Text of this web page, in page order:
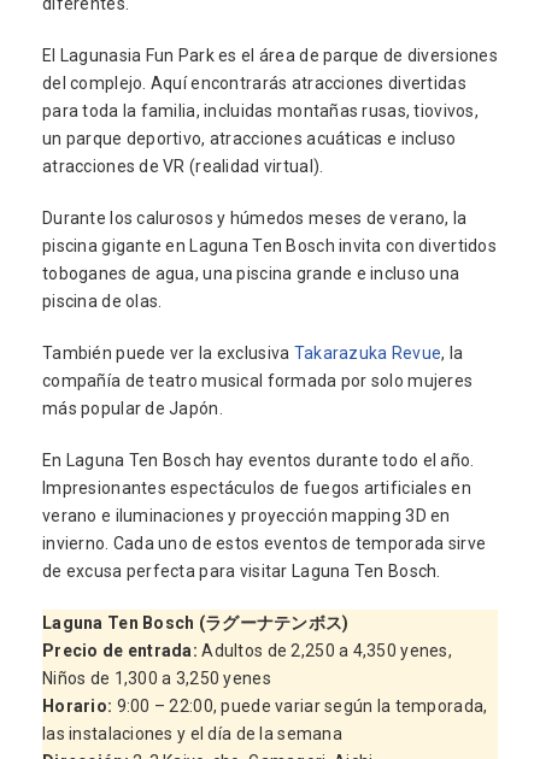
El Lagunasia Fun Park es el área de parque de diversiones
del complejo. Aquí encontrarás atracciones divertidas
para toda la familia, incluidas montañas rusas, tiovivos,
un parque deportivo, atracciones acuáticas e incluso
atracciones de VR (realidad virtual).
Durante los calurosos y húmedos meses de verano, la
piscina gigante en Laguna Ten Bosch invita con divertidos
toboganes de agua, una piscina grande e incluso una
piscina de olas.
También puede ver la exclusiva Takarazuka Revue, la
compañía de teatro musical formada por solo mujeres
más popular de Japón.
En Laguna Ten Bosch hay eventos durante todo el año.
Impresionantes espectáculos de fuegos artificiales en
verano e iluminaciones y proyección mapping 3D en
invierno. Cada uno de estos eventos de temporada sirve
de excusa perfecta para visitar Laguna Ten Bosch.
Laguna Ten Bosch (ラグーナテンボス)
Precio de entrada:Adultos de 2,250 a 4,350 yenes,
Niños de 1,300 a 3,250 yenes
Horario: 9:00 – 22:00, puede variar según la temporada,
las instalaciones y el día de la semana